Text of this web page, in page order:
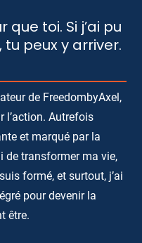
toi. Si j’ai pu
tu peux y arriver.
de FreedombyAxel,
l’action. Autrefois
et marqué par la
de transformer ma vie,
formé, et surtout, j’ai
pour devenir la
être.